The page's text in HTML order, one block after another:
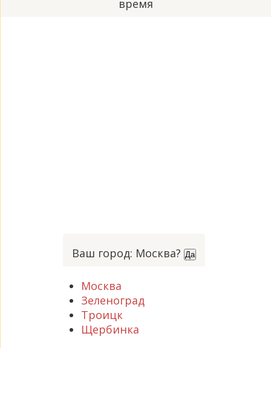
время
Ваш город: Москва? Да
Москва
Зеленоград
Троицк
Щербинка